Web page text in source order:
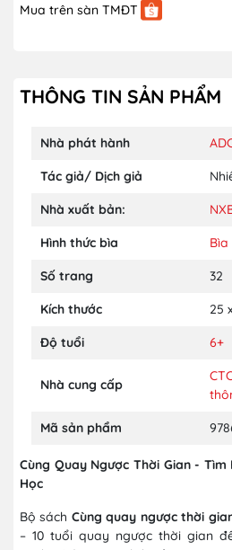
Mua trên sàn TMĐT
THÔNG TIN SẢN PHẨM
Nhà phát hành
Tác giả/ Dịch giả
Nhà xuất bản:
Hình thức bìa
Số trang 32
Kích thước 25
Độ tuổi 6+
Nhà cung cấp
Mã sản phẩm
Cùng Quay Ngược Thời Gian - Tìm
Học
Bộ sách Cùng quay ngược thời
– 10 tuổi quay ngược thời gian